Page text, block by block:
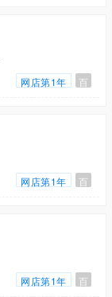
网店第1年 百
网店第1年 百
网店第1年 百